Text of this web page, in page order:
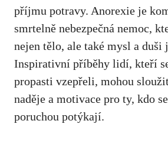
příjmu potravy. Anorexie je
smrtelně nebezpečná nemoc,⁣
nejen tělo, ale také mysl a duši
Inspirativní příběhy lidí, kteří
propasti vzepřeli, ‍mohou
naděje a motivace pro ty, kdo
poruchou ‌potýkají.